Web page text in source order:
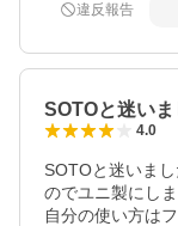
違反報告
SOTOと迷い
4.0
SOTOと迷いま
のでユニ製にしま
自分の使い方は